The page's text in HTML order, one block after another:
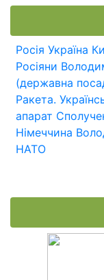
Росія Україна
Росіяни
(державна
Ракета.
апарат
Німеччина
НАТО